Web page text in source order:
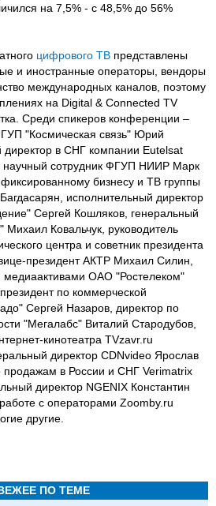
на 7,5% - с 48,5% до 56%
цифрового ТВ представлены
и иностранные операторы, вендоры
международных каналов, поэтому
на Digital & Connected TV
Среди спикеров конференции –
"Космическая связь" Юрий
директор в СНГ компании Eutelsat
научный сотрудник ФГУП НИИР Марк
бизнесу и ТВ группы
исполнительный директор
Сергей Кошляков, генеральный
Ковальчук, руководитель
центра и советник президента
президент АКТР Михаил Силин,
медиаактивами ОАО "Ростелеком"
по коммерческой
Сергей Назаров, директор по
"Мегалабс" Виталий Стародубов,
кинотеатра TVzavr.ru
директор CDNvideo Ярослав
продажам в России и СНГ Verimatrix
директор NGENIX Константин
с операторами Zoomby.ru
другие.
ПО ТЕМЕ